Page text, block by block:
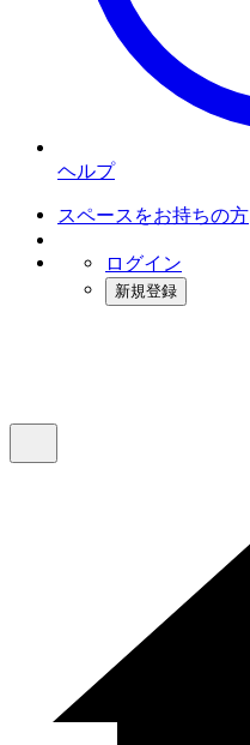
ヘルプ
スペースをお持ちの方
ログイン
新規登録